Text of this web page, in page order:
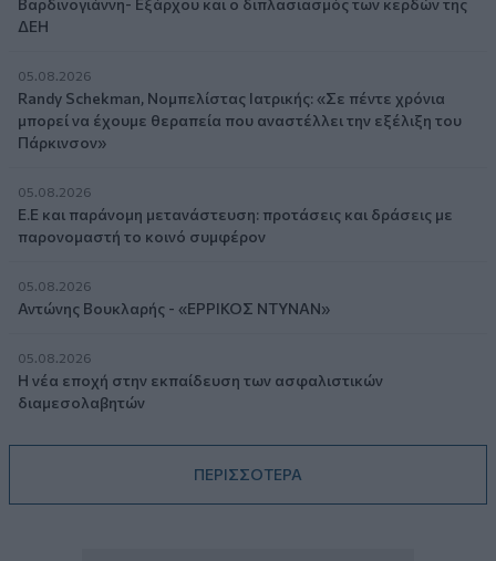
Βαρδινογιάννη- Εξάρχου και ο διπλασιασμός των κερδών της
ΔΕΗ
05.08.2026
Randy Schekman, Νομπελίστας Ιατρικής: «Σε πέντε χρόνια
μπορεί να έχουμε θεραπεία που αναστέλλει την εξέλιξη του
Πάρκινσον»
05.08.2026
Ε.Ε και παράνομη μετανάστευση: προτάσεις και δράσεις με
παρονομαστή το κοινό συμφέρον
05.08.2026
Αντώνης Βουκλαρής - «ΕΡΡΙΚΟΣ ΝΤΥΝΑΝ»
05.08.2026
Η νέα εποχή στην εκπαίδευση των ασφαλιστικών
διαμεσολαβητών
ΠΕΡΙΣΣΟΤΕΡΑ